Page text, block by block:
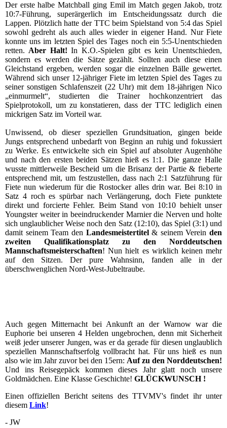
Der erste halbe Matchball ging Emil im Match gegen Jakob, trotz
10:7-Führung, superärgerlich im Entscheidungssatz durch die
Lappen. Plötzlich hatte der TTC beim Spielstand von 5:4 das Spiel
sowohl gedreht als auch alles wieder in eigener Hand. Nur Fiete
konnte uns im letzten Spiel des Tages noch ein 5:5-Unentschieden
retten. Aber Halt! In K.O.-Spielen gibt es kein Unentschieden,
sondern es werden die Sätze gezählt. Sollten auch diese einen
Gleichstand ergeben, werden sogar die einzelnen Bälle gewertet.
Während sich unser 12-jähriger Fiete im letzten Spiel des Tages zu
seiner sonstigen Schlafenszeit (22 Uhr) mit dem 18-jährigen Nico
„einmurmelt“, studierten die Trainer hochkonzentriert das
Spielprotokoll, um zu konstatieren, dass der TTC lediglich einen
mickrigen Satz im Vorteil war.
Unwissend, ob dieser speziellen Grundsituation, gingen beide
Jungs entsprechend unbedarft von Beginn an ruhig und fokussiert
zu Werke. Es entwickelte sich ein Spiel auf absoluter Augenhöhe
und nach den ersten beiden Sätzen hieß es 1:1. Die ganze Halle
wusste mittlerweile Bescheid um die Brisanz der Partie & fieberte
entsprechend mit, um festzustellen, dass nach 2:1 Satzführung für
Fiete nun wiederum für die Rostocker alles drin war. Bei 8:10 in
Satz 4 roch es spürbar nach Verlängerung, doch Fiete punktete
direkt und forcierte Fehler. Beim Stand von 10:10 behielt unser
Youngster weiter in beeindruckender Marnier die Nerven und holte
sich unglaublicher Weise noch den Satz (12:10), das Spiel (3:1) und
damit seinem Team den Landesmeistertitel& seinem Verein den
zweiten Qualifikationsplatz zu den Norddeutschen
Mannschaftsmeisterschaften! Nun hielt es wirklich keinen mehr
auf den Sitzen. Der pure Wahnsinn, fanden alle in der
überschwenglichen Nord-West-Jubeltraube.
Auch gegen Mitternacht bei Ankunft an der Warnow war die
Euphorie bei unseren 4 Helden ungebrochen, denn mit Sicherheit
weiß jeder unserer Jungen, was er da gerade für diesen unglaublich
speziellen Mannschaftserfolg vollbracht hat. Für uns hieß es nun
also wie im Jahr zuvor bei den 15ern: Auf zu den Norddeutschen!
Und ins Reisegepäck kommen dieses Jahr glatt noch unsere
Goldmädchen. Eine Klasse Geschichte! GLÜCKWUNSCH !
Einen offiziellen Bericht seitens des TTVMV's findet ihr unter
diesem Link!
- JW